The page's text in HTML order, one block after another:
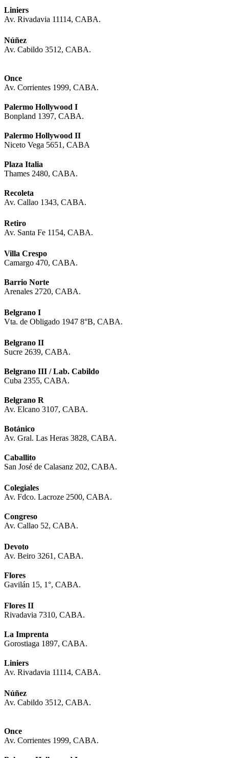
Liniers
Av. Rivadavia 11114, CABA.
Núñez
Av. Cabildo 3512, CABA.
Once
Av. Corrientes 1999, CABA.
Palermo Hollywood I
Bonpland 1397, CABA.
Palermo Hollywood II
Niceto Vega 5651, CABA
Plaza Italia
Thames 2480, CABA.
Recoleta
Av. Callao 1343, CABA.
Retiro
Av. Santa Fe 1154, CABA.
Villa Crespo
Camargo 470, CABA.
Barrio Norte
Arenales 2720, CABA.
Belgrano I
Vta. de Obligado 1947 8°B, CABA.
Belgrano II
Sucre 2639, CABA.
Belgrano III / Lab. Cabildo
Cuba 2355, CABA.
Belgrano R
Av. Elcano 3107, CABA.
Botánico
Av. Gral. Las Heras 3828, CABA.
Caballito
San José de Calasanz 202, CABA.
Colegiales
Av. Fdco. Lacroze 2500, CABA.
Congreso
Av. Callao 52, CABA.
Devoto
Av. Beiro 3261, CABA.
Flores
Gavilán 15, 1°, CABA.
Flores II
Rivadavia 7310, CABA.
La Imprenta
Gorostiaga 1897, CABA.
Liniers
Av. Rivadavia 11114, CABA.
Núñez
Av. Cabildo 3512, CABA.
Once
Av. Corrientes 1999, CABA.